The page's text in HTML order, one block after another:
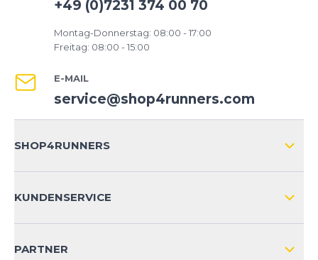
+49 (0)7231 374 00 70
Montag-Donnerstag: 08:00 - 17:00
Freitag: 08:00 - 15:00
E-MAIL
service@shop4runners.com
SHOP4RUNNERS
KUNDENSERVICE
PARTNER